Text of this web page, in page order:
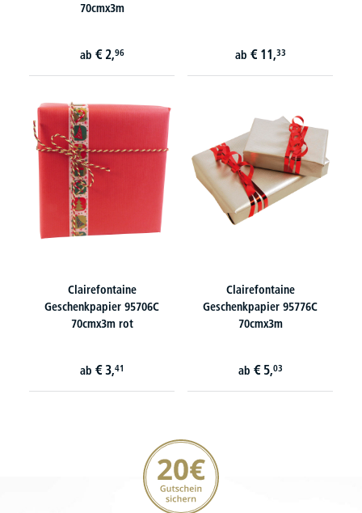
70cmx3m
ab € 2,96 ab € 11,33
Clairefontaine
Geschenkpapier 95706C
70cmx3m rot
ab € 3,41
Clairefontaine
Geschenkpapier 95776C
70cmx3m
ab € 5,03
20€ Gutschein sichern